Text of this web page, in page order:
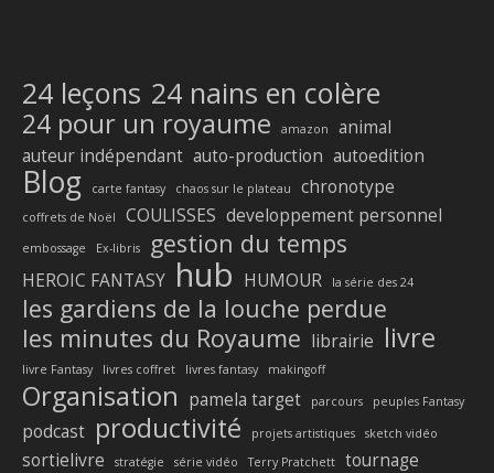
24 leçons 24 nains en colère
24 pour un royaume amazon
animal
auteur indépendant auto-production autoedition
Blog carte fantasy chaos sur le plateau chronotype
coffrets de Noël COULISSES developpement personnel
embossage Ex-libris gestion du temps
HEROIC FANTASY hub HUMOUR la série des 24
les gardiens de la louche perdue
les minutes du Royaume librairie livre
livre Fantasy livres coffret livres fantasy makingoff
Organisation pamela target parcours peuples Fantasy
podcast productivité projets artistiques sketch vidéo
sortielivre stratégie série vidéo Terry Pratchett
tournage